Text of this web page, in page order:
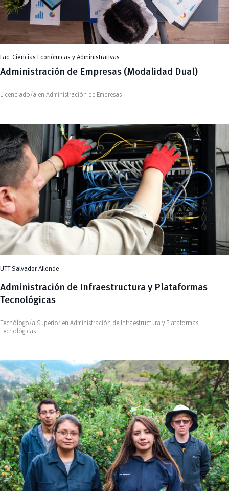
Fac. Ciencias Económicas y Administrativas
Administración de Empresas (Modalidad Dual)
Licenciado/a en Administración de Empresas
UTT Salvador Allende
Administración de Infraestructura y Plataformas
Tecnológicas
Tecnólogo/a Superior en Administración de Infraestructura y Plataformas
Tecnológicas